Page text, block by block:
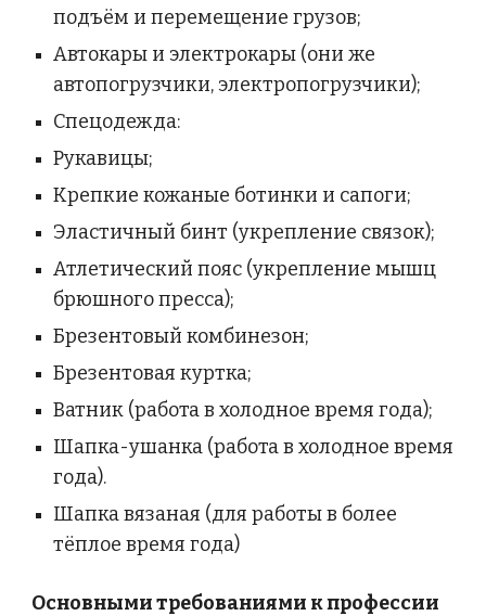
подъём и перемещение грузов;
Автокары и электрокары (они же
автопогрузчики, электропогрузчики);
Спецодежда:
Рукавицы;
Крепкие кожаные ботинки и сапоги;
Эластичный бинт (укрепление связок);
Атлетический пояс (укрепление мышц
брюшного пресса);
Брезентовый комбинезон;
Брезентовая куртка;
Ватник (работа в холодное время года);
Шапка-ушанка (работа в холодное время
года).
Шапка вязаная (для работы в более
тёплое время года)
Основными требованиями к профессии